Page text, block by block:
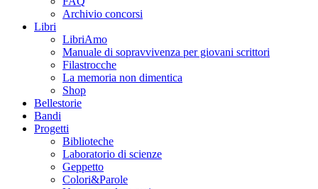
Archivio concorsi
Libri
LibriAmo
Manuale di sopravvivenza per giovani scrittori
Filastrocche
La memoria non dimentica
Shop
Bellestorie
Bandi
Progetti
Biblioteche
Laboratorio di scienze
Geppetto
Colori&Parole